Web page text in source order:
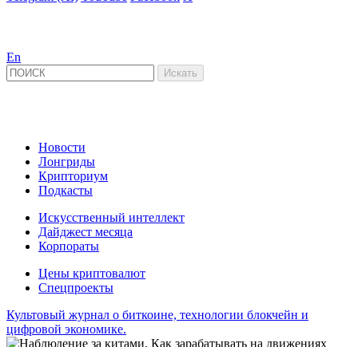
En
Новости
Лонгриды
Крипториум
Подкасты
Искусственный интеллект
Дайджест месяца
Корпораты
Цены криптовалют
Спецпроекты
Культовый журнал о биткоине, технологии блокчейн и
цифровой экономике.